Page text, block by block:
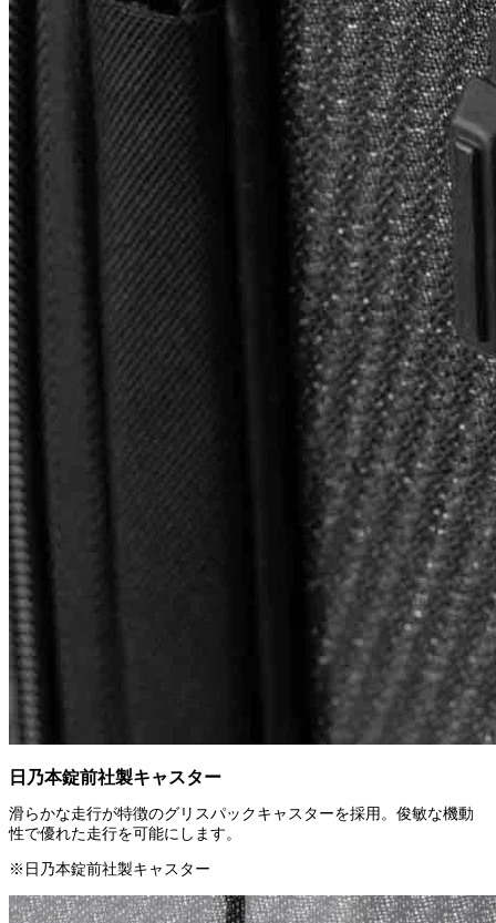
日乃本錠前社製キャスター
滑らかな走行が特徴のグリスパックキャスターを採用。俊敏な機動
性で優れた走行を可能にします。
※日乃本錠前社製キャスター